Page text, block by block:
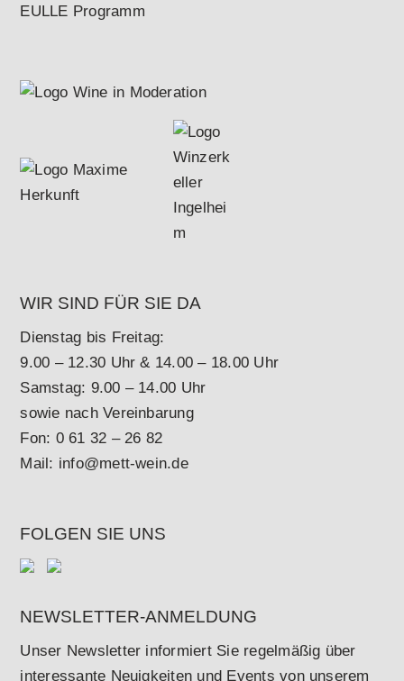
EULLE Programm
WIR SIND FÜR SIE DA
Dienstag bis Freitag:
9.00 – 12.30 Uhr & 14.00 – 18.00 Uhr
Samstag: 9.00 – 14.00 Uhr
sowie nach Vereinbarung
Fon: 0 61 32 – 26 82
Mail: info@mett-wein.de
FOLGEN SIE UNS
NEWSLETTER-ANMELDUNG
Unser Newsletter informiert Sie regelmäßig über
interessante Neuigkeiten und Events von unserem